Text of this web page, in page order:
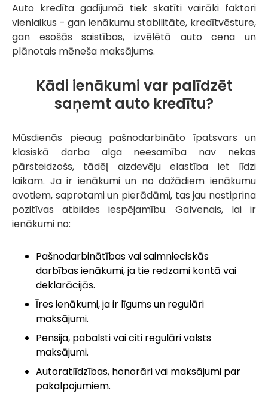
Auto kredīta gadījumā tiek skatīti vairāki faktori
vienlaikus - gan ienākumu stabilitāte, kredītvēsture,
gan esošās saistības, izvēlētā auto cena un
plānotais mēneša maksājums.
Kādi ienākumi var palīdzēt
saņemt auto kredītu?
Mūsdienās pieaug pašnodarbināto īpatsvars un
klasiskā darba alga neesamība nav nekas
pārsteidzošs, tādēļ aizdevēju elastība iet līdzi
laikam. Ja ir ienākumi un no dažādiem ienākumu
avotiem, saprotami un pierādāmi, tas jau nostiprina
pozitīvas atbildes iespējamību. Galvenais, lai ir
ienākumi no:
Pašnodarbinātības vai saimnieciskās
darbības ienākumi, ja tie redzami kontā vai
deklarācijās.
Īres ienākumi, ja ir līgums un regulāri
maksājumi.
Pensija, pabalsti vai citi regulāri valsts
maksājumi.
Autoratlīdzības, honorāri vai maksājumi par
pakalpojumiem.